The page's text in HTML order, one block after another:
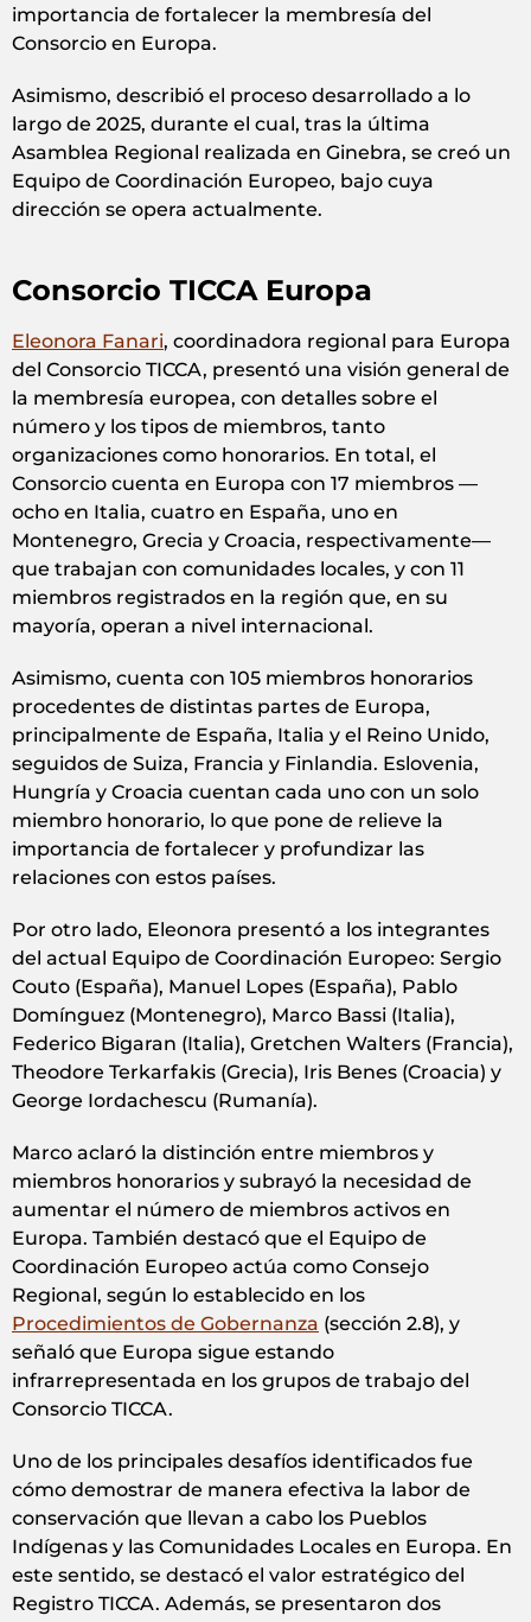
importancia de fortalecer la membresía del
Consorcio en Europa.
Asimismo, describió el proceso desarrollado a lo
largo de 2025, durante el cual, tras la última
Asamblea Regional realizada en Ginebra, se creó un
Equipo de Coordinación Europeo, bajo cuya
dirección se opera actualmente.
Consorcio TICCA Europa
Eleonora Fanari, coordinadora regional para Europa
del Consorcio TICCA, presentó una visión general de
la membresía europea, con detalles sobre el
número y los tipos de miembros, tanto
organizaciones como honorarios. En total, el
Consorcio cuenta en Europa con 17 miembros —
ocho en Italia, cuatro en España, uno en
Montenegro, Grecia y Croacia, respectivamente—
que trabajan con comunidades locales, y con 11
miembros registrados en la región que, en su
mayoría, operan a nivel internacional.
Asimismo, cuenta con 105 miembros honorarios
procedentes de distintas partes de Europa,
principalmente de España, Italia y el Reino Unido,
seguidos de Suiza, Francia y Finlandia. Eslovenia,
Hungría y Croacia cuentan cada uno con un solo
miembro honorario, lo que pone de relieve la
importancia de fortalecer y profundizar las
relaciones con estos países.
Por otro lado, Eleonora presentó a los integrantes
del actual Equipo de Coordinación Europeo: Sergio
Couto (España), Manuel Lopes (España), Pablo
Domínguez (Montenegro), Marco Bassi (Italia),
Federico Bigaran (Italia), Gretchen Walters (Francia),
Theodore Terkarfakis (Grecia), Iris Benes (Croacia) y
George Iordachescu (Rumanía).
Marco aclaró la distinción entre miembros y
miembros honorarios y subrayó la necesidad de
aumentar el número de miembros activos en
Europa. También destacó que el Equipo de
Coordinación Europeo actúa como Consejo
Regional, según lo establecido en los
Procedimientos de Gobernanza (sección 2.8), y
señaló que Europa sigue estando
infrarrepresentada en los grupos de trabajo del
Consorcio TICCA.
Uno de los principales desafíos identificados fue
cómo demostrar de manera efectiva la labor de
conservación que llevan a cabo los Pueblos
Indígenas y las Comunidades Locales en Europa. En
este sentido, se destacó el valor estratégico del
Registro TICCA. Además, se presentaron dos